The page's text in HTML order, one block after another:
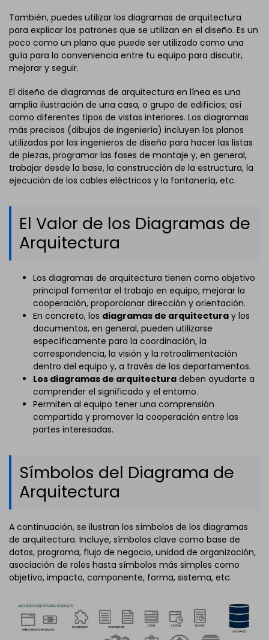
También, puedes utilizar los diagramas de arquitectura
para explicar los patrones que se utilizan en el diseño. Es un
poco como un plano que puede ser utilizado como una
guía para la conveniencia entre tu equipo para discutir,
mejorar y seguir.
El diseño de diagramas de arquitectura en línea es una
amplia ilustración de una casa, o grupo de edificios; así
como diferentes tipos de vistas interiores. Los diagramas
más precisos (dibujos de ingeniería) incluyen los planos
utilizados por los ingenieros de diseño para hacer las listas
de piezas, programar las fases de montaje y, en general,
trabajar desde la base, la construcción de la estructura, la
ejecución de los cables eléctricos y la fontanería, etc.
El Valor de los Diagramas de
Arquitectura
Los diagramas de arquitectura tienen como objetivo
principal fomentar el trabajo en equipo, mejorar la
cooperación, proporcionar dirección y orientación.
En concreto, los diagramas de arquitectura y los
documentos, en general, pueden utilizarse
específicamente para la coordinación, la
correspondencia, la visión y la retroalimentación
dentro del equipo y, a través de los departamentos.
Los diagramas de arquitectura deben ayudarte a
comprender el significado y el entorno.
Permiten al equipo tener una comprensión
compartida y promover la cooperación entre las
partes interesadas.
Símbolos del Diagrama de
Arquitectura
A continuación, se ilustran los símbolos de los diagramas
de arquitectura. Incluye, símbolos clave como base de
datos, programa, flujo de negocio, unidad de organización,
asociación de roles hasta símbolos más simples como
objetivo, impacto, componente, forma, sistema, etc.